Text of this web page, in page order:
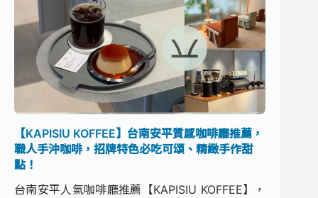
【KAPISIU KOFFEE】台南安平質感咖啡廳推薦，
職人手沖咖啡，招牌特色必吃可頌、精緻手作甜
點！
台南安平人氣咖啡廳推薦【KAPISIU KOFFEE】，